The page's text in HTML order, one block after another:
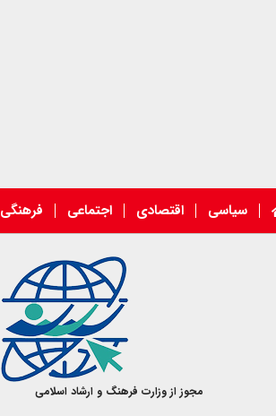
سیاسی اقتصادی اجتماعی فرهنگی
مجوز از وزارت فرهنگ و ارشاد اسلامی